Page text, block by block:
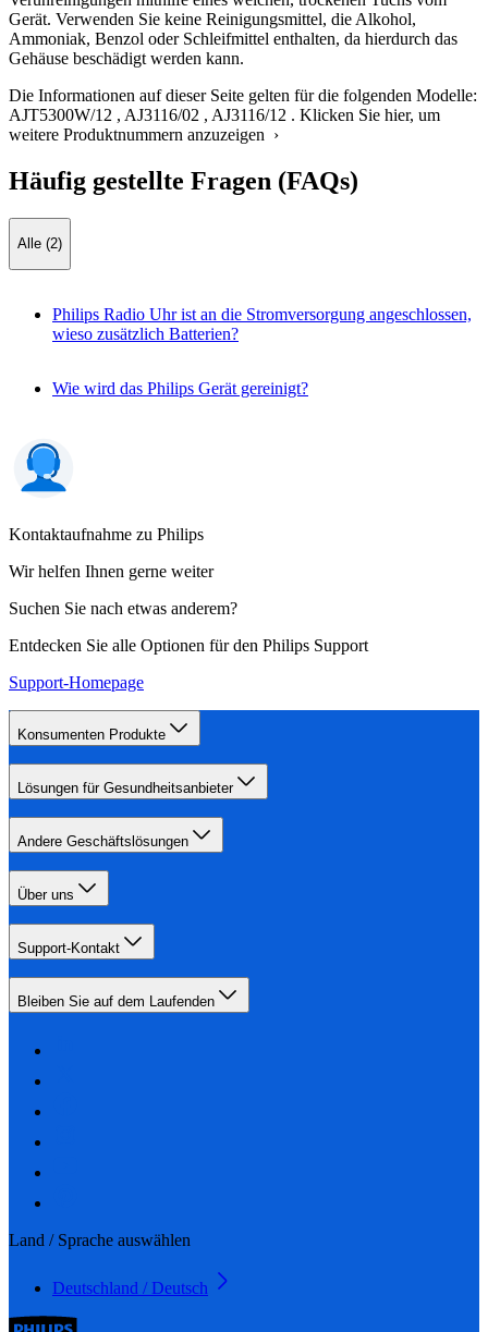
Gerät. Verwenden Sie keine Reinigungsmittel, die Alkohol,
Ammoniak, Benzol oder Schleifmittel enthalten, da hierdurch das
Gehäuse beschädigt werden kann.
Die Informationen auf dieser Seite gelten für die folgenden Modelle:
AJT5300W/12 , AJ3116/02 , AJ3116/12 . Klicken Sie hier, um
weitere Produktnummern anzuzeigen ›
Häufig gestellte Fragen (FAQs)
Alle (2)
Philips Radio Uhr ist an die Stromversorgung angeschlossen,
wieso zusätzlich Batterien?
Wie wird das Philips Gerät gereinigt?
Kontaktaufnahme zu Philips
Wir helfen Ihnen gerne weiter
Suchen Sie nach etwas anderem?
Entdecken Sie alle Optionen für den Philips Support
Support-Homepage
Konsumenten Produkte
Lösungen für Gesundheitsanbieter
Andere Geschäftslösungen
Über uns
Support-Kontakt
Bleiben Sie auf dem Laufenden
Land / Sprache auswählen
Deutschland / Deutsch